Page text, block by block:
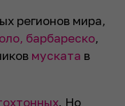
регионов мира,
барбареско,
муската в
. Но